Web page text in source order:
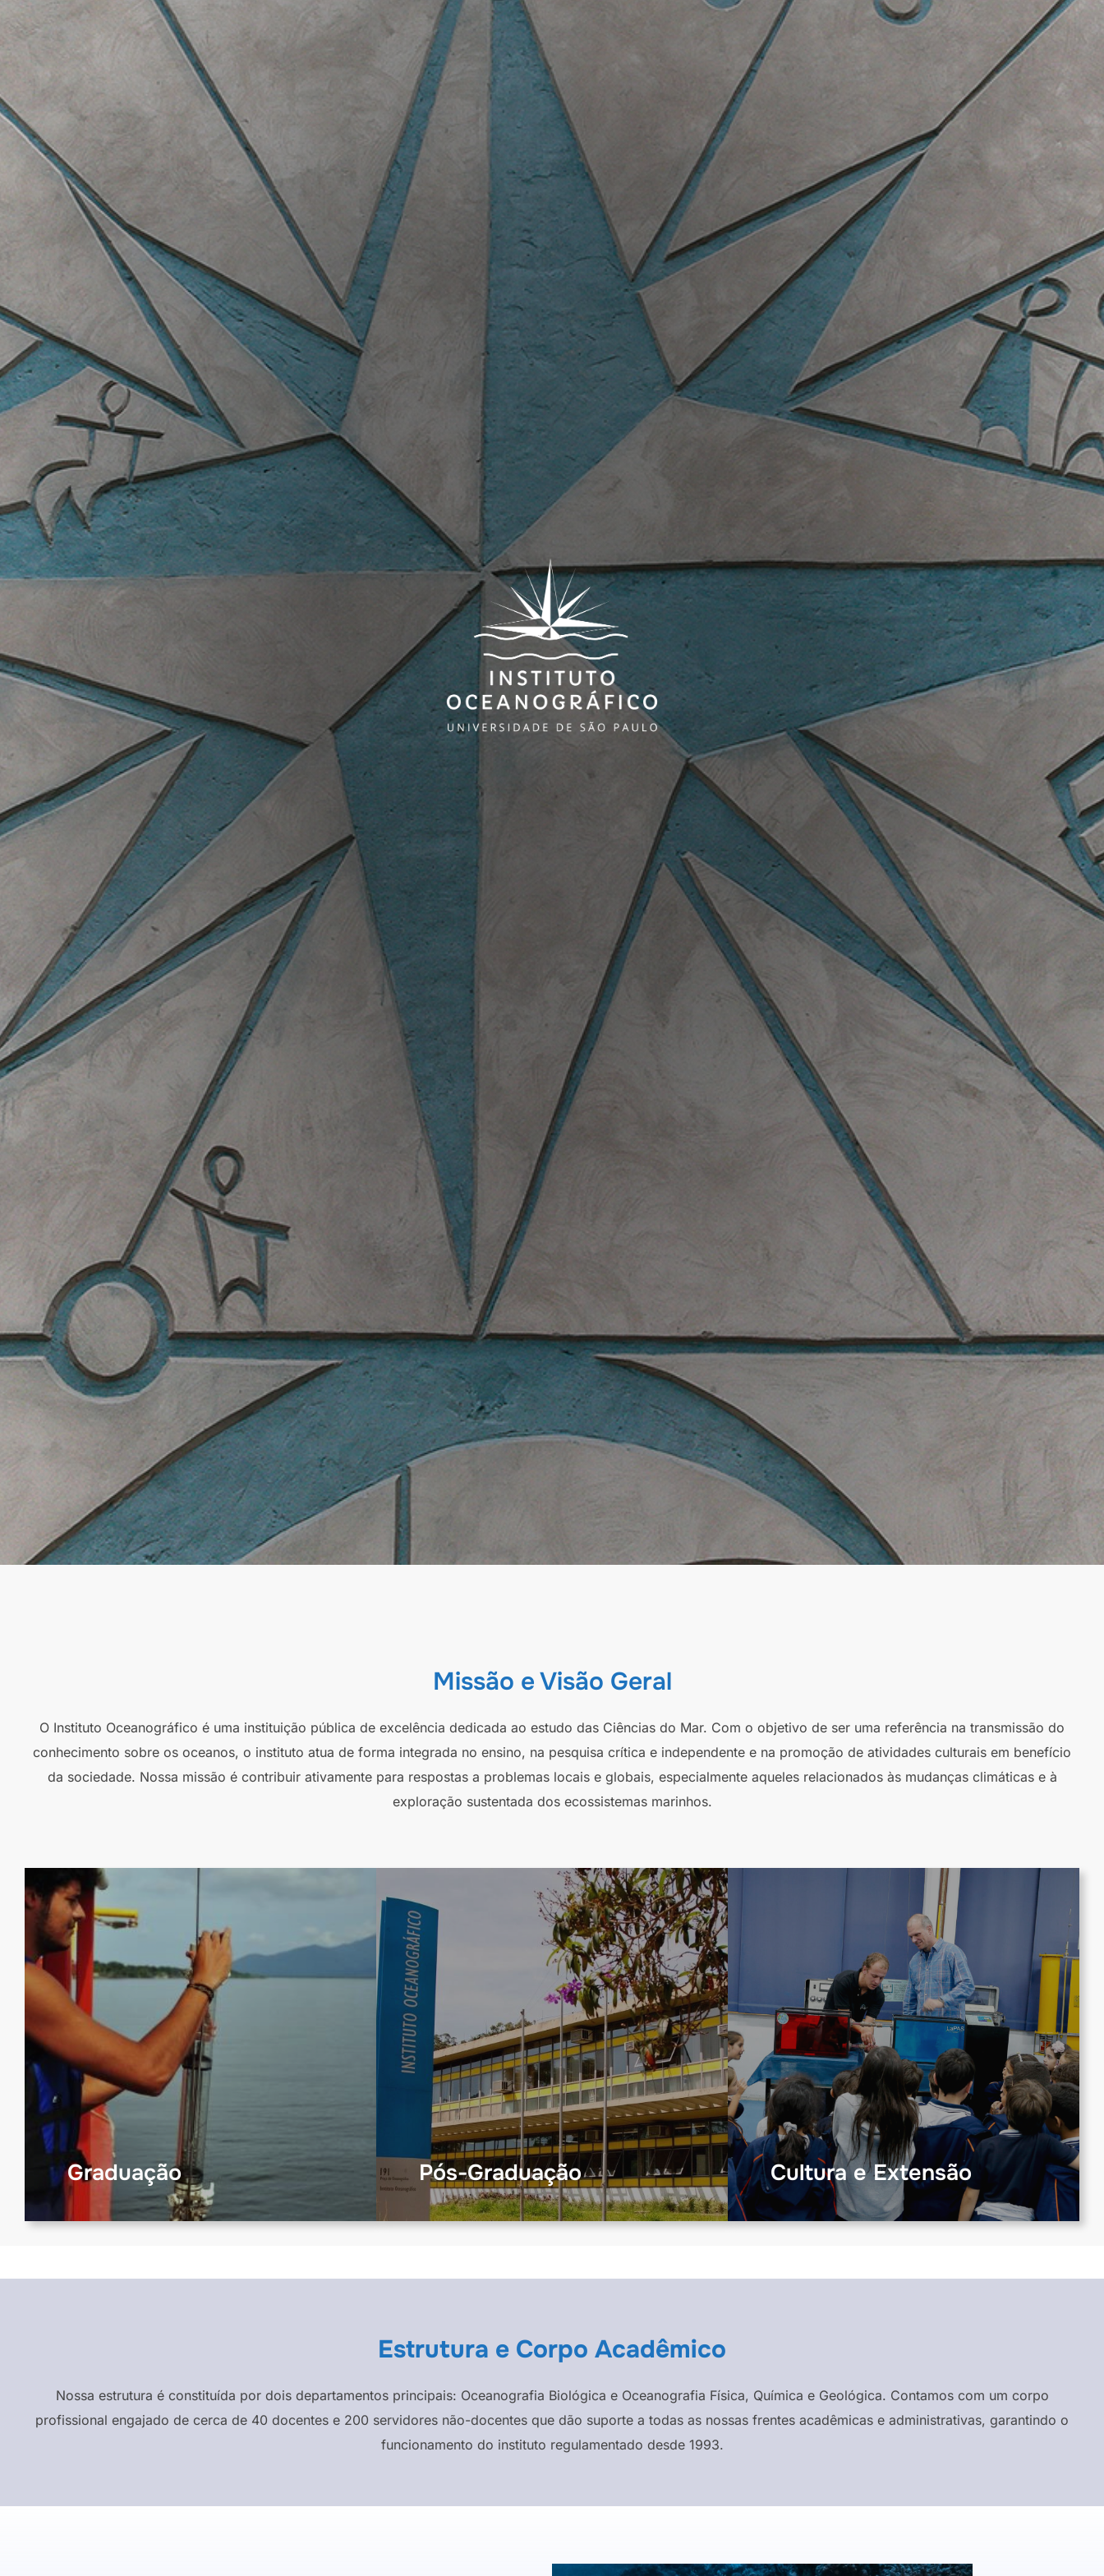
Missão e Visão Geral
O Instituto Oceanográfico é uma instituição pública de excelência dedicada ao estudo das Ciências do Mar. Com o objetivo de ser uma referência na transmissão do
conhecimento sobre os oceanos, o instituto atua de forma integrada no ensino, na pesquisa crítica e independente e na promoção de atividades culturais em benefício
da sociedade. Nossa missão é contribuir ativamente para respostas a problemas locais e globais, especialmente aqueles relacionados às mudanças climáticas e à
exploração sustentada dos ecossistemas marinhos.
Graduação Pós-Graduação Cultura e Extensão
Estrutura e Corpo Acadêmico
Nossa estrutura é constituída por dois departamentos principais: Oceanografia Biológica e Oceanografia Física, Química e Geológica. Contamos com um corpo
profissional engajado de cerca de 40 docentes e 200 servidores não-docentes que dão suporte a todas as nossas frentes acadêmicas e administrativas, garantindo o
funcionamento do instituto regulamentado desde 1993.